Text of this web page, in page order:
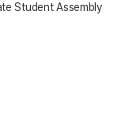
Student Assembly